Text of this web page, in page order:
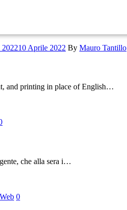
202210 Aprile 2022 By Mauro Tantillo
and printing in place of English…
che alla sera i…
0